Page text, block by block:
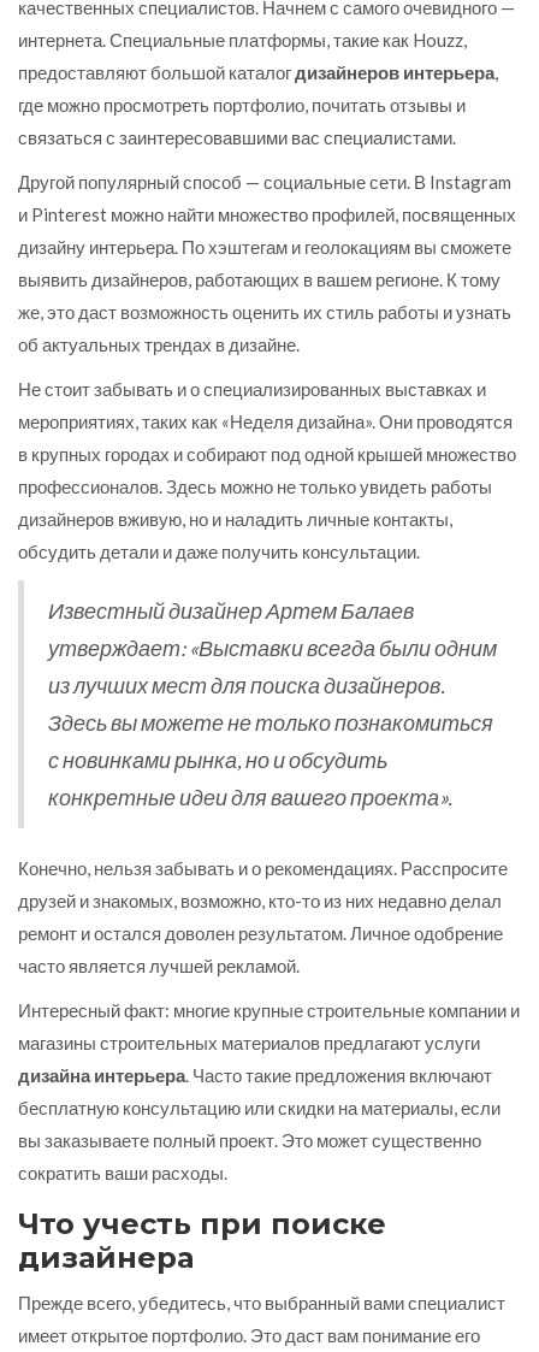
качественных специалистов. Начнем с самого очевидного —
интернета. Специальные платформы, такие как Houzz,
предоставляют большой каталогдизайнеров интерьера,
где можно просмотреть портфолио, почитать отзывы и
связаться с заинтересовавшими вас специалистами.
Другой популярный способ — социальные сети. В Instagram
и Pinterest можно найти множество профилей, посвященных
дизайну интерьера. По хэштегам и геолокациям вы сможете
выявить дизайнеров, работающих в вашем регионе. К тому
же, это даст возможность оценить их стиль работы и узнать
об актуальных трендах в дизайне.
Не стоит забывать и о специализированных выставках и
мероприятиях, таких как «Неделя дизайна». Они проводятся
в крупных городах и собирают под одной крышей множество
профессионалов. Здесь можно не только увидеть работы
дизайнеров вживую, но и наладить личные контакты,
обсудить детали и даже получить консультации.
Известный дизайнер Артем Балаев
утверждает: «Выставки всегда были одним
из лучших мест для поиска дизайнеров.
Здесь вы можете не только познакомиться
с новинками рынка, но и обсудить
конкретные идеи для вашего проекта».
Конечно, нельзя забывать и о рекомендациях. Расспросите
друзей и знакомых, возможно, кто-то из них недавно делал
ремонт и остался доволен результатом. Личное одобрение
часто является лучшей рекламой.
Интересный факт: многие крупные строительные компании и
магазины строительных материалов предлагают услуги
дизайна интерьера. Часто такие предложения включают
бесплатную консультацию или скидки на материалы, если
вы заказываете полный проект. Это может существенно
сократить ваши расходы.
Что учесть при поиске
дизайнера
Прежде всего, убедитесь, что выбранный вами специалист
имеет открытое портфолио. Это даст вам понимание его